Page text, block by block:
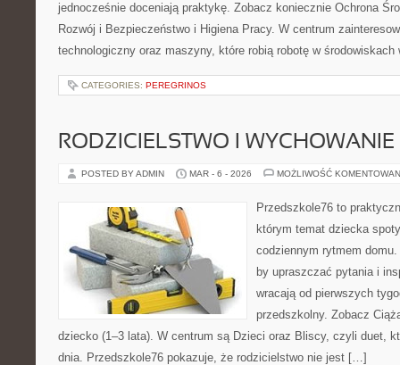
jednocześnie doceniają praktykę. Zobacz koniecznie Ochrona
Rozwój i Bezpieczeństwo i Higiena Pracy. W centrum
technologiczny oraz maszyny, które robią robotę w
CATEGORIES: PEREGRINOS
RODZICIELSTWO I WYCHOWANIE
POSTED BY ADMIN MAR - 6 - 2026 MOŻLIWOŚĆ
Przedszkole76 to
którym temat dziecka
codziennym rytmem
by upraszczać pytania i
wracają od pierwszych
przedszkolny. Zobacz
dziecko (1–3 lata). W centrum są Dzieci oraz Bliscy, czyli duet,
dnia. Przedszkole76 pokazuje, że rodzicielstwo nie jest […]